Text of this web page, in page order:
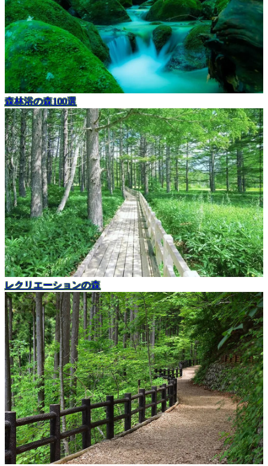
森林浴の森100選
レクリエーションの森